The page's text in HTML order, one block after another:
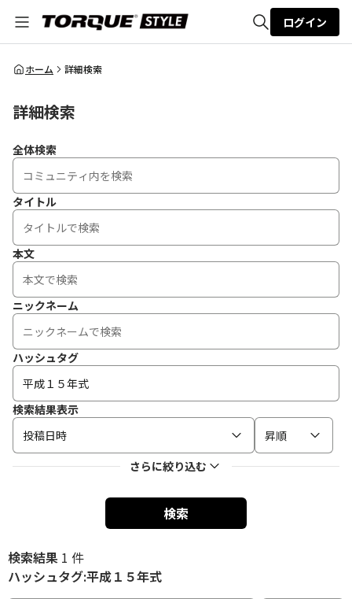
全体検索
ログイン
ホーム 詳細検索
詳細検索
全体検索
タイトル
本文
ニックネーム
ハッシュタグ
検索結果表示
投稿日時
昇順
さらに絞り込む
検索
検索結果 1 件
ハッシュタグ:平成１５年式